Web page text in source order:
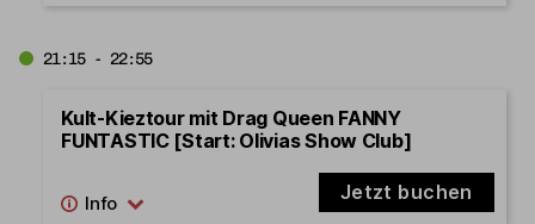
21:15 - 22:55
Kult-Kieztour mit Drag Queen FANNY
FUNTASTIC [Start: Olivias Show Club]
Jetzt buchen